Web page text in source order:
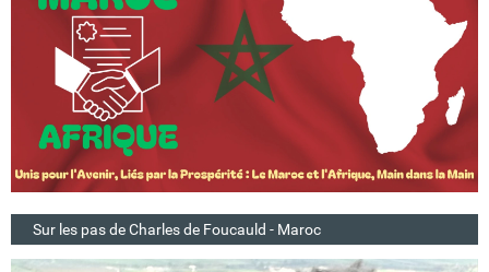
Sur les pas de Charles de Foucauld - Maroc